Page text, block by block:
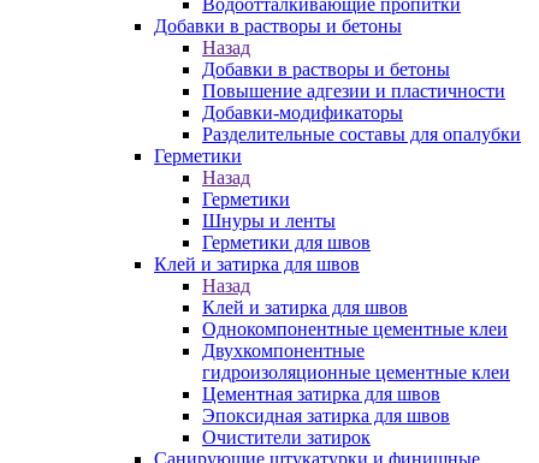
Водоотталкивающие пропитки
Добавки в растворы и бетоны
Назад
Добавки в растворы и бетоны
Повышение адгезии и пластичности
Добавки-модификаторы
Разделительные составы для опалубки
Герметики
Назад
Герметики
Шнуры и ленты
Герметики для швов
Клей и затирка для швов
Назад
Клей и затирка для швов
Однокомпонентные цементные клеи
Двухкомпонентные
гидроизоляционные цементные клеи
Цементная затирка для швов
Эпоксидная затирка для швов
Очистители затирок
Санирующие штукатурки и финишные